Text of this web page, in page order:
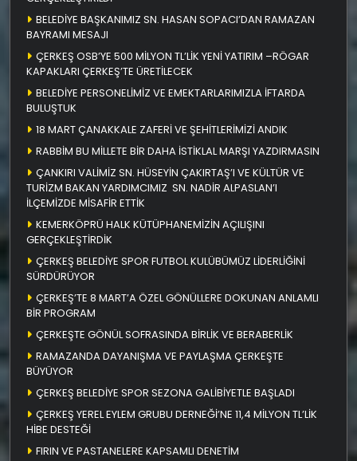
BELEDİYE BAŞKANIMIZ SN. HASAN SOPACI’DAN RAMAZAN
BAYRAMI MESAJI
ÇERKEŞ OSB’YE 500 MİLYON TL’LİK YENİ YATIRIM –RÖGAR
KAPAKLARI ÇERKEŞ’TE ÜRETİLECEK
BELEDİYE PERSONELİMİZ VE EMEKTARLARIMIZLA İFTARDA
BULUŞTUK
18 MART ÇANAKKALE ZAFERİ VE ŞEHİTLERİMİZİ ANDIK
RABBİM BU MİLLETE BİR DAHA İSTİKLAL MARŞI YAZDIRMASIN
ÇANKIRI VALİMİZ SN. HÜSEYİN ÇAKIRTAŞ’I VE KÜLTÜR VE
TURİZM BAKAN YARDIMCIMIZ SN. NADİR ALPASLAN’I
İLÇEMİZDE MİSAFİR ETTİK
KEMERKÖPRÜ HALK KÜTÜPHANEMİZİN AÇILIŞINI
GERÇEKLEŞTİRDİK
ÇERKEŞ BELEDİYE SPOR FUTBOL KULÜBÜMÜZ LİDERLİĞİNİ
SÜRDÜRÜYOR
ÇERKEŞ’TE 8 MART’A ÖZEL GÖNÜLLERE DOKUNAN ANLAMLI
BİR PROGRAM
ÇERKEŞTE GÖNÜL SOFRASINDA BİRLİK VE BERABERLİK
RAMAZANDA DAYANIŞMA VE PAYLAŞMA ÇERKEŞTE
BÜYÜYOR
ÇERKEŞ BELEDİYE SPOR SEZONA GALİBİYETLE BAŞLADI
ÇERKEŞ YEREL EYLEM GRUBU DERNEĞİ’NE 11,4 MİLYON TL’LİK
HİBE DESTEĞİ
FIRIN VE PASTANELERE KAPSAMLI DENETİM